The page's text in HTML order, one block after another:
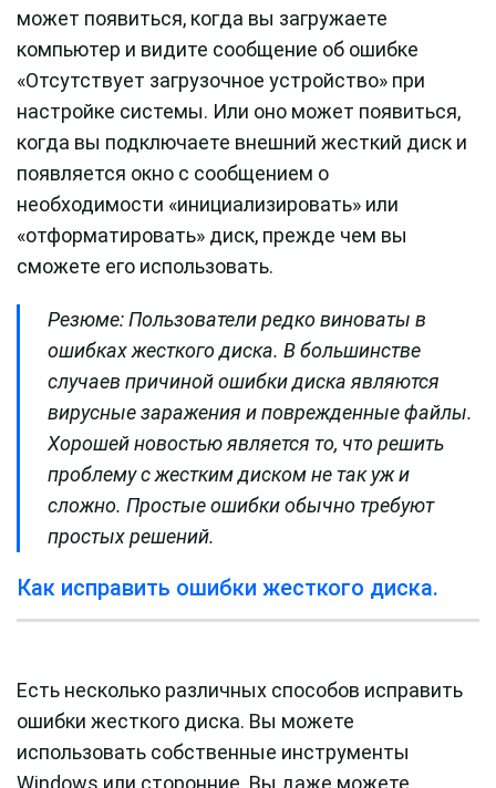
может появиться, когда вы загружаете
компьютер и видите сообщение об ошибке
«Отсутствует загрузочное устройство» при
настройке системы. Или оно может появиться,
когда вы подключаете внешний жесткий диск и
появляется окно с сообщением о
необходимости «инициализировать» или
«отформатировать» диск, прежде чем вы
сможете его использовать.
Резюме: Пользователи редко виноваты в
ошибках жесткого диска. В большинстве
случаев причиной ошибки диска являются
вирусные заражения и поврежденные файлы.
Хорошей новостью является то, что решить
проблему с жестким диском не так уж и
сложно. Простые ошибки обычно требуют
простых решений.
Как исправить ошибки жесткого диска.
Есть несколько различных способов исправить
ошибки жесткого диска. Вы можете
использовать собственные инструменты
Windows или сторонние. Вы даже можете